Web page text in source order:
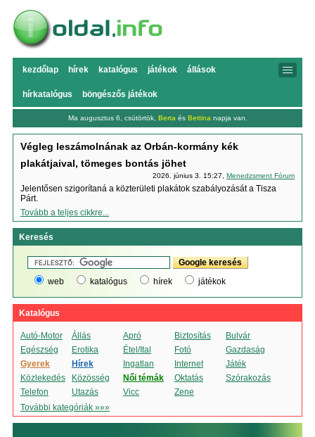
kezdőlap hírek katalógus játékok állások
hírkatalógus böngészős játékok
Ma augusztus 6, csütörtök, Berta és Bettina napja van.
Végleg leszámolnának az Orbán-kormány kék
plakátjaival, tömeges bontás jöhet
2026. június 3. 15:27,Menedzsment Fórum
Jelentősen szigorítaná a közterületi plakátok szabályozását a Tisza
Párt.
Tovább a teljes cikkre...
Keresés
web katalógus hírek játékok
Katalógus
Autó-Motor Állás Apró Biztosítás
Bulvár
Egészség
Erotika Étel/Ital Fotó
Gazdaság
Gyerek
Hírek Ingatlan Internet
Játék
Közlekedés
Közösség Női témák Oktatás
Szórakozás
Telefon
Utazás Vicc
Zene
További kategóriák »»»